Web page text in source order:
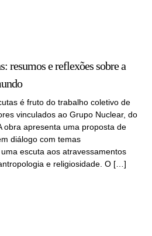
resumos e reflexões sobre a
é fruto do trabalho coletivo de
vinculados ao Grupo Nuclear, do
obra apresenta uma proposta de
diálogo com temas
escuta aos atravessamentos
e religiosidade. O […]